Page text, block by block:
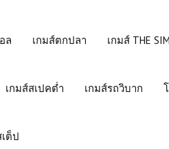
ล เกมส์ตกปลา เกมส์ THE
เกมส์สเปคต่ำ เกมส์รถวิบาก
ต็ป